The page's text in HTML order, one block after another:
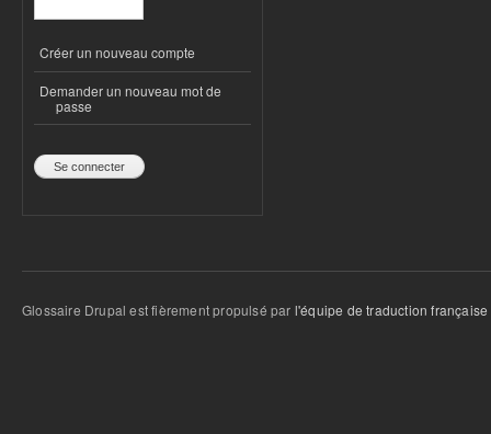
Créer un nouveau compte
Demander un nouveau mot de
passe
Glossaire Drupal est fièrement propulsé par l'équipe de traduction française